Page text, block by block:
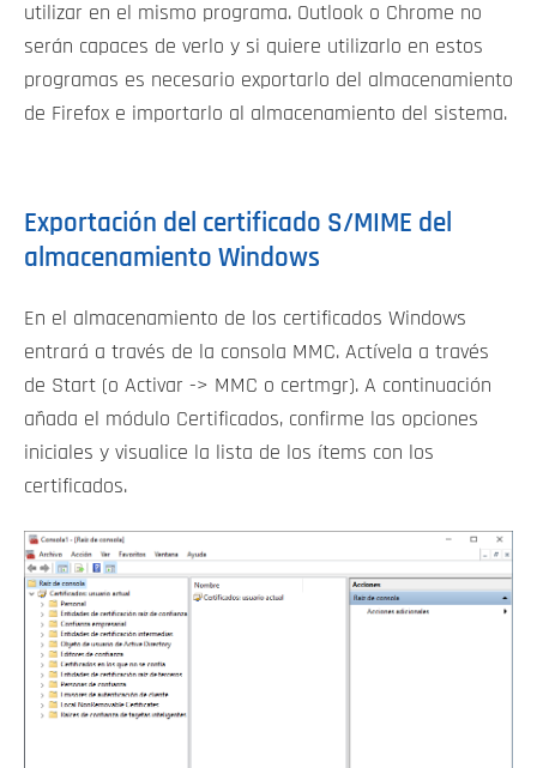
utilizar en el mismo programa. Outlook o Chrome no
serán capaces de verlo y si quiere utilizarlo en estos
programas es necesario exportarlo del almacenamiento
de Firefox e importarlo al almacenamiento del sistema.
Exportación del certificado S/MIME del
almacenamiento Windows
En el almacenamiento de los certificados Windows
entrará a través de la consola MMC. Actívela a través
de Start (o Activar -> MMC o certmgr). A continuación
añada el módulo Certificados, confirme las opciones
iniciales y visualice la lista de los ítems con los
certificados.